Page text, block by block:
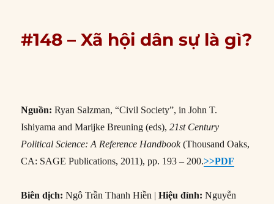
#148 – Xã hội dân sự là gì?
Nguồn: Ryan Salzman, “Civil Society”, in John T.
Ishiyama and Marijke Breuning (eds),21st Century
Political Science: A Reference Handbook(Thousand Oaks,
CA: SAGE Publications, 2011), pp. 193 – 200.>>PDF
Biên dịch: Ngô Trần Thanh Hiền |Hiệu đính: Nguyễn